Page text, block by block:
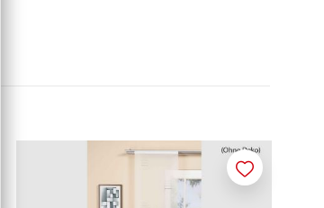
Merken